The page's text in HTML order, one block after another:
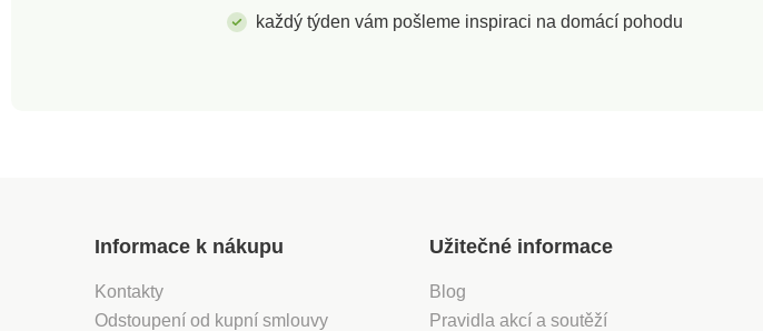
každý týden vám pošleme inspiraci na domácí pohodu
Informace k nákupu
Kontakty
Odstoupení od kupní smlouvy
Užitečné informace
Blog
Pravidla akcí a soutěží